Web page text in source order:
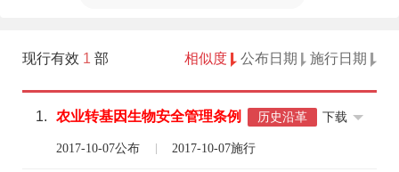
现行有效 1 部 相似度 公布日期 施行日期
1. 农业转基因生物安全管理条例 历史沿革
2017-10-07公布 2017-10-07施行
下载